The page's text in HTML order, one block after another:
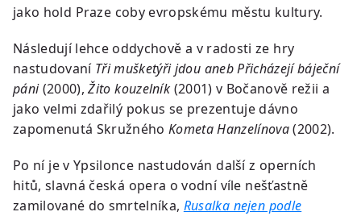
jako hold Praze coby evropskému městu kultury.
Následují lehce oddychově a v radosti ze hry
nastudovaní Tři mušketýři jdou aneb Přicházejí báječní
páni(2000),Žito kouzelník (2001) v Bočanově režii a
jako velmi zdařilý pokus se prezentuje dávno
zapomenutá SkružnéhoKometa Hanzelínova(2002).
Po ní je v Ypsilonce nastudován další z operních
hitů, slavná česká opera o vodní víle nešťastně
zamilované do smrtelníka, Rusalka nejen podle